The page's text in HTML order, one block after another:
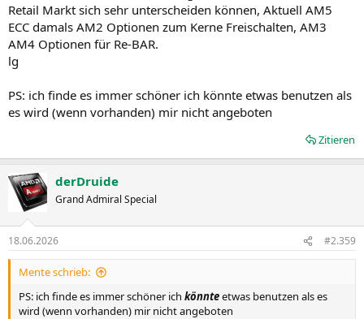
Retail Markt sich sehr unterscheiden können, Aktuell AM5
ECC damals AM2 Optionen zum Kerne Freischalten, AM3
AM4 Optionen für Re-BAR.
lg
PS: ich finde es immer schöner ich könnte etwas benutzen als
es wird (wenn vorhanden) mir nicht angeboten
Zitieren
derDruide
Grand Admiral Special
18.06.2026 #2.359
Mente schrieb:
PS: ich finde es immer schöner ich könnteetwas benutzen als es
wird (wenn vorhanden) mir nicht angeboten